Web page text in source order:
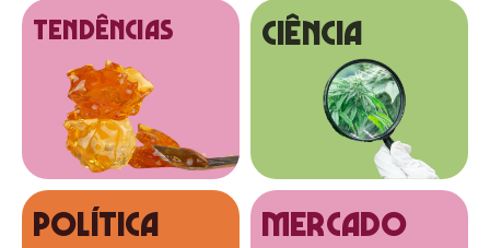
tendências Ciência
Política MERCADO